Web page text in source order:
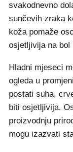
svakodnevno
sunčevih zraka
koža pomaže
osjetljivija na bol
Hladni mjeseci
ogleda u
postati suha,
biti osjetljivija.
proizvodnju
mogu izazvati